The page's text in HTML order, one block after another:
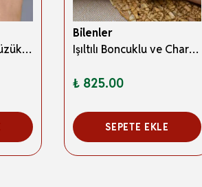
Kadın Taşlı Metal Yüzük Uzun Ömürlü; Şık Tasarım (24’lü kutu) Gold
Bilenler
Işıltılı Boncuklu ve Charm Detaylı Bileklik Çok Renkli – Zarif; Şık ve Farklı Desenlerle Tasarlanmış Özel Aksesuar
₺ 825.00
SEPETE EKLE